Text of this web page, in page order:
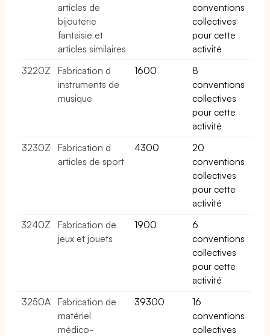
articles de
bijouterie
fantaisie et
articles similaires
conventions
collectives
pour cette
activité
3220Z
Fabrication d
instruments de
musique
1600
8
conventions
collectives
pour cette
activité
3230Z
Fabrication d
articles de sport
4300
20
conventions
collectives
pour cette
activité
3240Z
Fabrication de
jeux et jouets
1900
6
conventions
collectives
pour cette
activité
3250A
Fabrication de
matériel
médico-
39300
16
conventions
collectives